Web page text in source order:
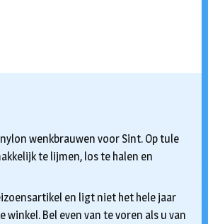
wenkbrauwen voor Sint. Op tule
te lijmen, los te halen en
en ligt niet het hele jaar
winkel. Bel even van te voren als u van